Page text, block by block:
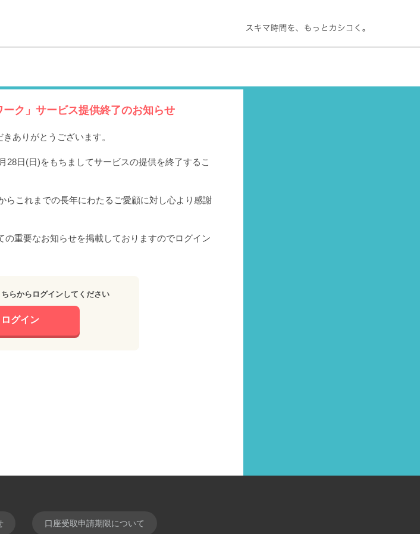
ーク」サービス提供終了のお知らせ
ありがとうございます。
28日(日)をもちましてサービスの提供を終了するこ
らこれまでの長年にわたるご愛顧に対し心より感謝
重要なお知らせを掲載しておりますのでログイン
らからログインしてください
ログイン
口座受取申請期限について